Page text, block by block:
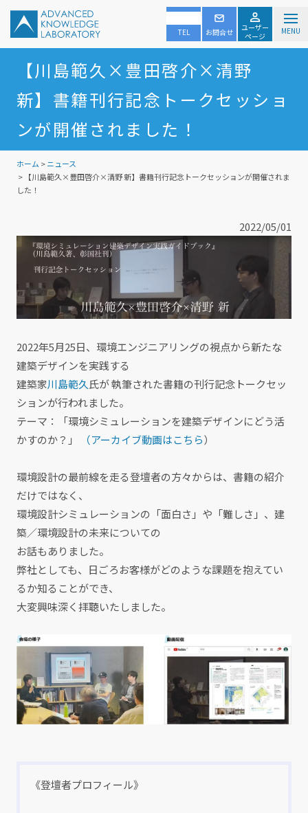
TEL お問合せ
ユーザー
ページ
MENU
【川島範久×豊田啓介×清野
新】書籍刊行記念トークセッショ
ンが開催されました！
ホーム >ニュース
> 【川島範久×豊田啓介×清野 新】書籍刊行記念トークセッションが開催されま
した！
2022/05/01
2022年5月25日、環境エンジニアリングの視点から新たな
建築デザインを実践する
建築家川島範久氏が 執筆された書籍の刊行記念トークセッ
ションが行われました。
テーマ：「環境シミュレーションを建築デザインにどう活
かすのか？」
（アーカイブ動画はこちら）
環境設計の最前線を走る登壇者の方々からは、書籍の紹介
だけではなく、
環境設計シミュレーションの「面白さ」や「難しさ」、建
築／環境設計の未来についての
お話もありました。
弊社としても、日ごろお客様がどのような課題を抱えてい
るか知ることができ、
大変興味深く拝聴いたしました。
《登壇者プロフィール》